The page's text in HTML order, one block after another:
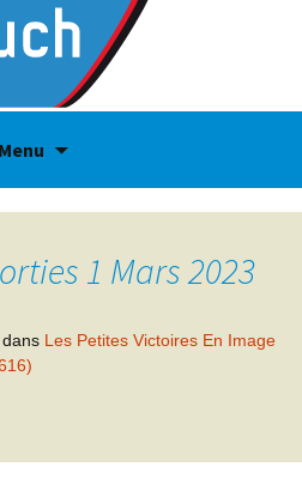
Menu
1 Mars 2023
dans Les Petites Victoires En Image